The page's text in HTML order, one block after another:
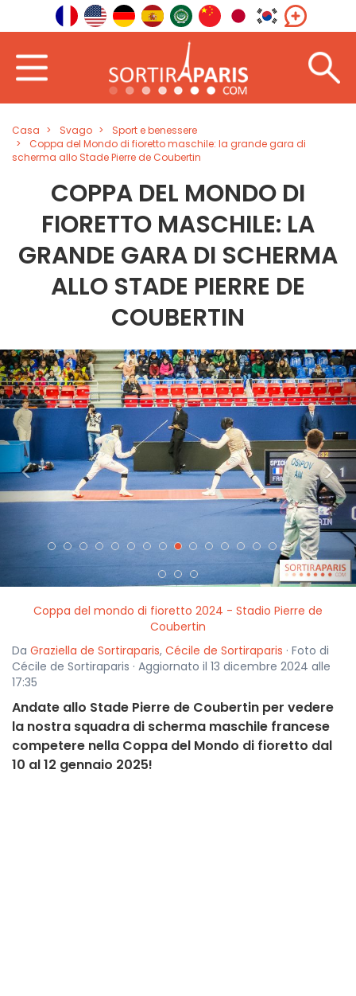
Casa Svago
Sport e benessere
Coppa del Mondo di fioretto maschile: la grande gara di
scherma allo Stade Pierre de Coubertin
COPPA DEL MONDO DI
FIORETTO MASCHILE: LA
GRANDE GARA DI SCHERMA
ALLO STADE PIERRE DE
COUBERTIN
< >
Coppa del mondo di fioretto 2024 - Stadio Pierre de
Coubertin
Da Graziella de Sortiraparis, Cécile de Sortiraparis · Foto di
Cécile de Sortiraparis · Aggiornato il 13 dicembre 2024 alle
17:35
Andate allo Stade Pierre de Coubertin per vedere
la nostra squadra di scherma maschile francese
competere nella Coppa del Mondo di fioretto dal
10 al 12 gennaio 2025!